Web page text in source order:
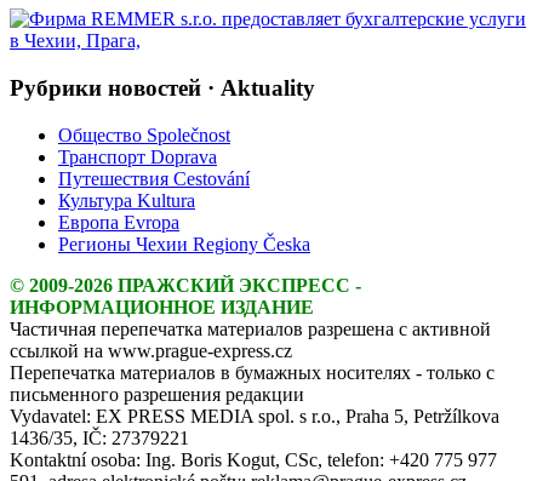
Рубрики новостей · Aktuality
Общество Společnost
Транспорт Doprava
Путешествия Cestování
Культура Kultura
Европа Evropa
Регионы Чехии Regiony Česka
© 2009-2026 ПРАЖСКИЙ ЭКСПРЕСС -
ИНФОРМАЦИОННОЕ ИЗДАНИЕ
Частичная перепечатка материалов разрешена с активной
ссылкой на www.prague-express.cz
Перепечатка материалов в бумажных носителях - только с
письменного разрешения редакции
Vydavatel: EX PRESS MEDIA spol. s r.o., Praha 5, Petržílkova
1436/35, IČ: 27379221
Kontaktní osoba: Ing. Boris Kogut, CSc, telefon: +420 775 977